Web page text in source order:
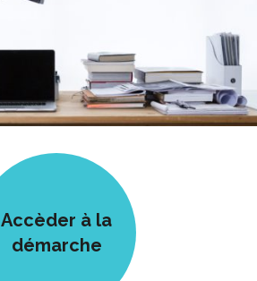
Accèder à la
démarche